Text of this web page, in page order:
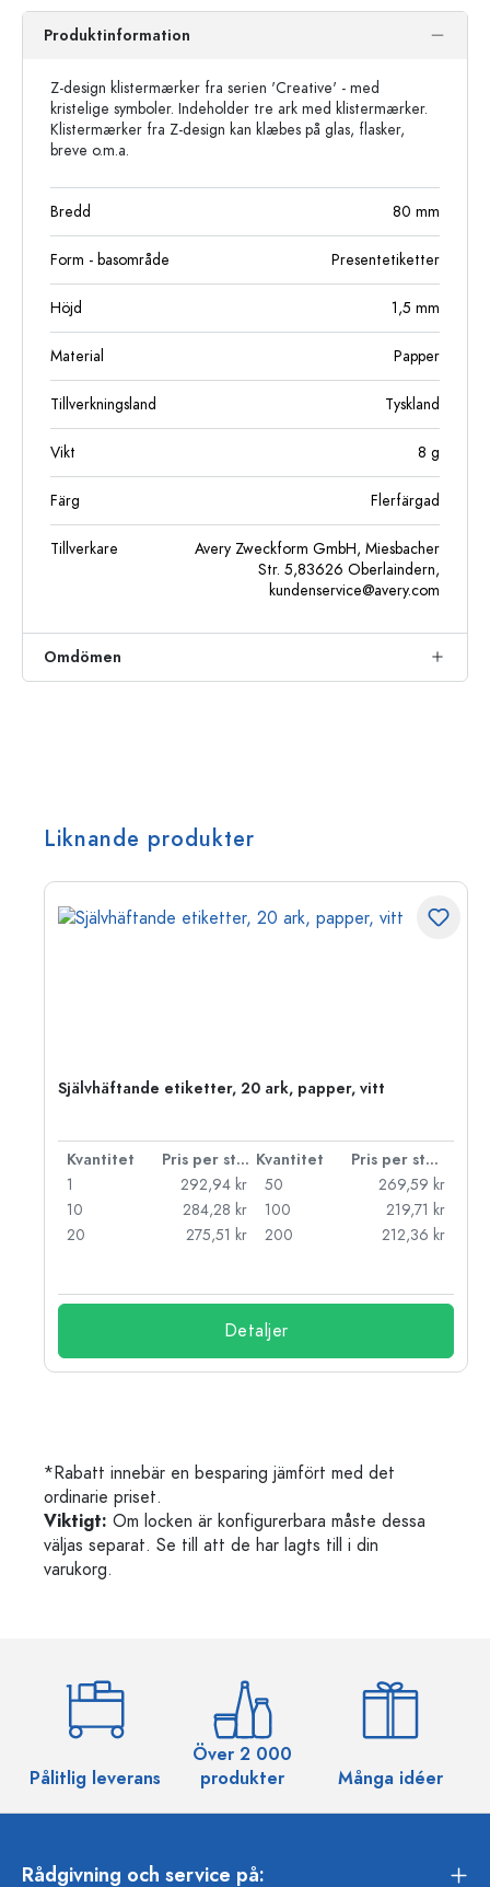
Produktinformation
Z-design klistermærker fra serien 'Creative' - med
kristelige symboler. Indeholder tre ark med klistermærker.
Klistermærker fra Z-design kan klæbes på glas, flasker,
breve o.m.a.
Bredd 80 mm
Form - basområde Presentetiketter
Höjd 1,5 mm
Material Papper
Tillverkningsland Tyskland
Vikt 8 g
Färg Flerfärgad
Tillverkare
Avery Zweckform GmbH, Miesbacher
Str. 5,83626 Oberlaindern,
kundenservice@avery.com
Omdömen
Liknande produkter
Självhäftande etiketter, 20 ark, papper, vitt
Kvantitet Pris per styck Kvantitet
Pris per styck
1
292,94 kr
10
284,28 kr
20
275,51 kr
50
269,59 kr
100
219,71 kr
200
212,36 kr
Detaljer
*Rabatt innebär en besparing jämfört med det
ordinarie priset.
Viktigt: Om locken är konfigurerbara måste dessa
väljas separat. Se till att de har lagts till i din
varukorg.
Pålitlig leverans
Över 2 000
produkter
Många idéer
Rådgivning och service på: